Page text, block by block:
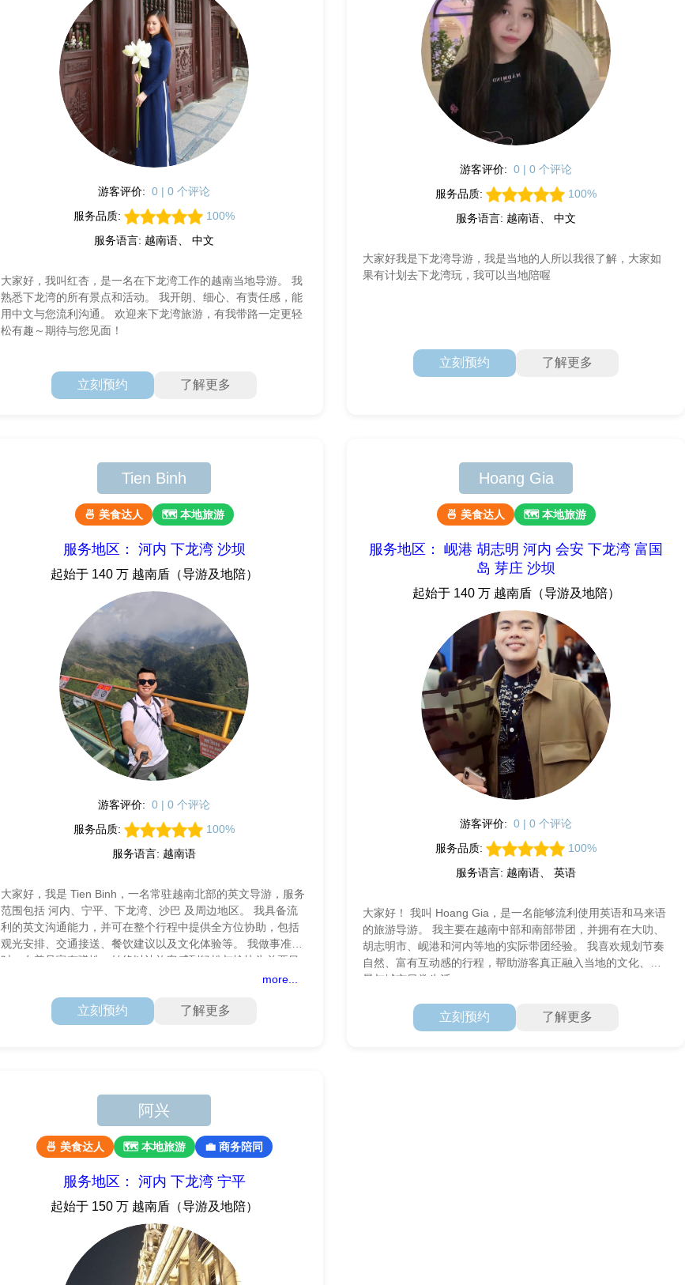
游客评价: 0 | 0 个评论
服务品质:
100%
服务语言: 越南语、 中文
大家好，我叫红杏，是一名在下龙湾工作的越南当地导游。 我
熟悉下龙湾的所有景点和活动。 我开朗、细心、有责任感，能
用中文与您流利沟通。 欢迎来下龙湾旅游，有我带路一定更轻
松有趣～期待与您见面！
立刻预约 了解更多
游客评价: 0 | 0 个评论
服务品质:
100%
服务语言: 越南语、 中文
大家好我是下龙湾导游，我是当地的人所以我很了解，大家如
果有计划去下龙湾玩，我可以当地陪喔
立刻预约 了解更多
Tien Binh
🍜 美食达人 🗺 本地旅游
服务地区： 河内 下龙湾 沙坝
起始于 140 万 越南盾（导游及地陪）
游客评价: 0 | 0 个评论
服务品质:
100%
服务语言: 越南语
大家好，我是 Tien Binh，一名常驻越南北部的英文导游，服务
范围包括 河内、宁平、下龙湾、沙巴 及周边地区。 我具备流
利的英文沟通能力，并可在整个行程中提供全方位协助，包括
观光安排、交通接送、餐饮建议以及文化体验等。 我做事准
时、友善且富有弹性，始终以让旅客感到轻松与愉快为首要目
more...
立刻预约 了解更多
Hoang Gia
🍜 美食达人 🗺 本地旅游
服务地区： 岘港 胡志明 河内 会安 下龙湾 富国
岛 芽庄 沙坝
起始于 140 万 越南盾（导游及地陪）
游客评价: 0 | 0 个评论
服务品质:
100%
服务语言: 越南语、 英语
大家好！ 我叫 Hoang Gia，是一名能够流利使用英语和马来语
的旅游导游。 我主要在越南中部和南部带团，并拥有在大叻、
胡志明市、岘港和河内等地的实际带团经验。 我喜欢规划节奏
自然、富有互动感的行程，帮助游客真正融入当地的文化、风
景与城市日常生活。
立刻预约 了解更多
阿兴
🍜 美食达人 🗺 本地旅游 💼 商务陪同
服务地区： 河内 下龙湾 宁平
起始于 150 万 越南盾（导游及地陪）